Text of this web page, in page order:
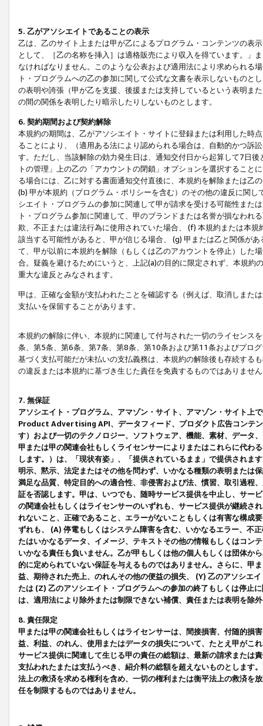
5. 乙がアソシエイトであることの表示
乙は、乙のサイト上または甲が乙によるプログラム・コンテンツの表
として、［乙の名称を挿入］は適格販売により収入を得ています。」
なければなりません。このような公表および適用法により求められる
ト・プログラムへの乙の参加に関して公式な文書を表示しないもの
の表明や誇張（甲が乙を支援、後援または支持しているという表明ま
の間の関係を表明したり暗示したりしないものとします。
6. 契約期間および契約解除
本規約の期間は、乙がアソシエイト・サイトに登録または利用した時
ることにより、（適用ある法により認められる場合は、自動的かつ訴
す。ただし、当該解除の効力発生日は、通知交付日から起算して7日
トの管理」上の乙の「アカウントの閉鎖」オプションを選択するこ
る場合には、乙に対する書面通知交付直後に、本規約を解除または乙
(b) 甲が本規約（プログラム・ポリシーを含む）のその他の違反に関
シエイト・プログラムの参加に関連して甲が請求を受ける可能性また
ト・プログラム参加に関連して、甲のブランドまたは名誉が損なわれ
欺、不正または違法行為に使用されていた場合、 (f) 本規約または本
該当する可能性があると、甲が信じる場合、 (g) 甲または乙と関係が
て、甲が以前に本規約を解除（もしくは乙のアカウントを停止）した
合。疑義を避けるためにいうと、上記(a)の目的に限定されず、本規
重大な違反とみなされます。
甲は、正確な金額が支払われたことを確認する（例えば、取消しまた
支払いを保留することがあります。
本規約の解除に伴い、本規約に関連して付与された一切のライセンス
条、第5条、第6条、第7条、第8条、第10条および第11条およびプロ
基づく支払可能だが未払いの支払義務は、本規約の解除後も存続する
の違反または本規約に基づき生じた責任を免責するものではありませ
7. 無保証
アソシエイト・プログラム、アマゾン・サイト、アマゾン・サイト上
Product Advertising API、データフィード、プロダクト広告コンテ
す）および一切のテクノロジー、ソフトウェア、機能、素材、データ
甲または甲の関連会社もしくライセンサーによりまたはこれらに代わ
します。）は、「現状有姿」、「提供されているまま」で提供されま
明示、黙示、法定またはその他を問わず、いかなる種類の表明または
満足な品質、特定目的への適合性、非侵害および法、慣習、取引過程
証を否認します。甲は、いつでも、随時サービス提供を中止し、サー
の関連会社もしくはライセンサーのいずれも、サービス提供が継続さ
れないこと、正確であること、エラーがないこともしくは有害な構成
ずれも、 (A) 停電もしくはシステム障害を含む、いかなるエラー、不
たはいかなるデータ、イメージ、テキストその他の情報もしくはコン
いかなる責任も負いません。乙が甲もしくは他の個人もしくは団体か
的に定められていない保証を与えるものではありません。さらに、甲
益、期待された売上、のれんその他の便益の損失、 (Y) 乙のアソシエ
たは (Z) 乙のアソシエイト・プログラムへの参加の終了もしくは停止
は、適用法により除外または制限できない補償、責任または表明を除
8. 責任限定
甲または甲の関連会社もしくはライセンサーは、間接損害、付随的損
益、利益、のれん、使用またはデータの損失について、たとえ甲がこ
サービス提供に関連して生じる甲の責任の総額は、最新の請求または
支払われたまたは支払うべき、紹介料の総額を超えないものとします
法上の救済を求める権利を含め、一切の権利または衡平法上の救済を
任を制限するものではありません。